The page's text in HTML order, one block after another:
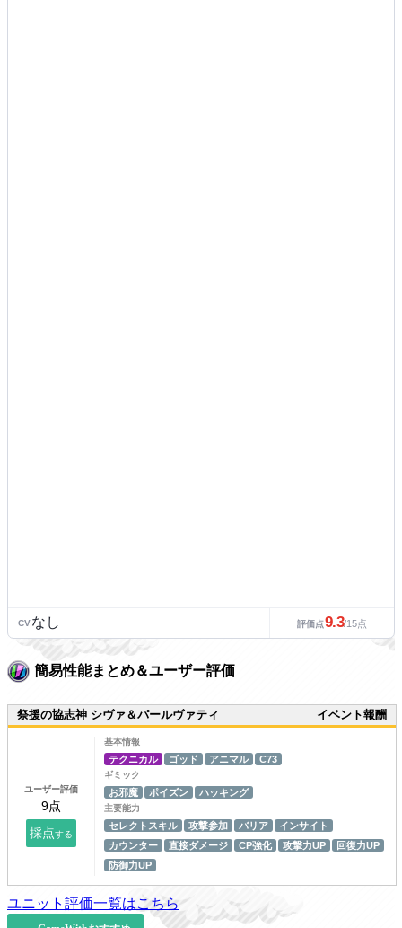
CVなし 評価点9.3/15点
簡易性能まとめ＆ユーザー評価
祭援の協志神 シヴァ＆パールヴァティ イベント報酬
ユーザー評価
基本情報
テクニカル ゴッド アニマル C73
ギミック
お邪魔 ポイズン ハッキング
主要能力
セレクトスキル 攻撃参加 バリア
インサイト
カウンター
直接ダメージ CP強化 攻撃力UP
回復力UP
防御力UP
ユニット評価一覧はこちら